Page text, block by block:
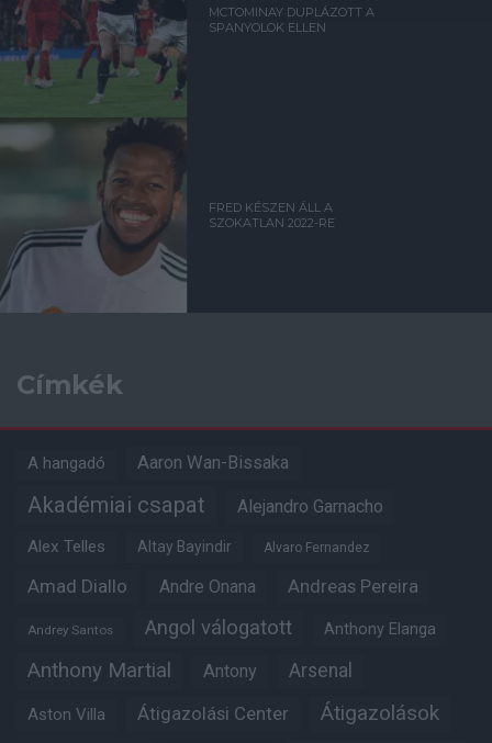
MCTOMINAY DUPLÁZOTT A
SPANYOLOK ELLEN
FRED KÉSZEN ÁLL A
SZOKATLAN 2022-RE
Címkék
A hangadó Aaron Wan-Bissaka
Akadémiai csapat Alejandro Garnacho
Alex Telles Altay Bayindir Alvaro Fernandez
Amad Diallo Andre Onana Andreas Pereira
Andrey Santos Angol válogatott Anthony Elanga
Anthony Martial Antony Arsenal
Aston Villa Átigazolási Center Átigazolások